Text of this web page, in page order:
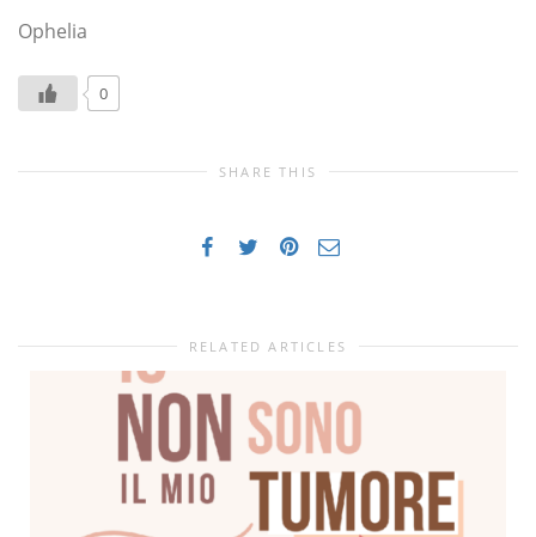
Ophelia
0
SHARE THIS
RELATED ARTICLES